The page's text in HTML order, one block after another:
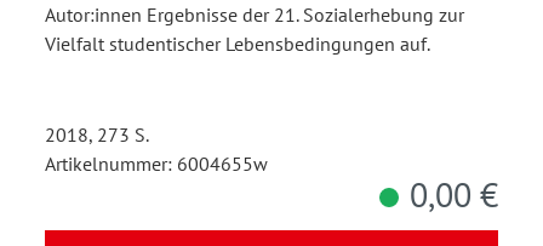
Autor:innen Ergebnisse der 21. Sozialerhebung zur
Vielfalt studentischer Lebensbedingungen auf.
2018, 273 S.
Artikelnummer: 6004655w
0,00 €